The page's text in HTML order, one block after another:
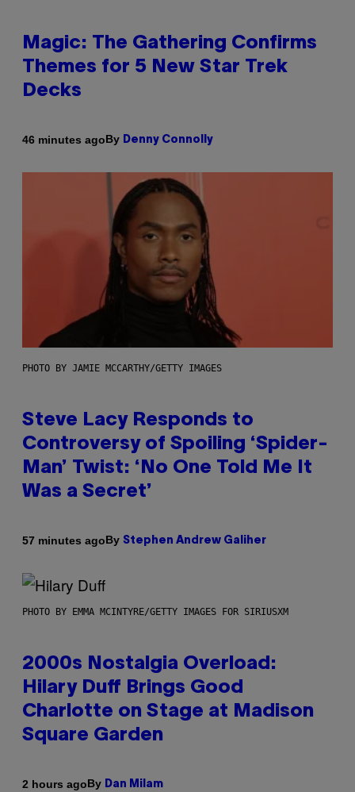
Magic: The Gathering Confirms
Themes for 5 New Star Trek
Decks
46 minutes agoBy Denny Connolly
PHOTO BY JAMIE MCCARTHY/GETTY IMAGES
Steve Lacy Responds to
Controversy of Spoiling ‘Spider-
Man’ Twist: ‘No One Told Me It
Was a Secret’
57 minutes agoBy Stephen Andrew Galiher
PHOTO BY EMMA MCINTYRE/GETTY IMAGES FOR SIRIUSXM
2000s Nostalgia Overload:
Hilary Duff Brings Good
Charlotte on Stage at Madison
Square Garden
2 hours agoBy Dan Milam